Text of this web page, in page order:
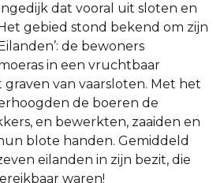
dat vooral uit sloten en
gebied stond bekend om zijn
de bewoners
in een vruchtbaar
van vaarsloten. Met het
de boeren de
en bewerkten, zaaiden en
blote handen. Gemiddeld
eilanden in zijn bezit, die
waren!